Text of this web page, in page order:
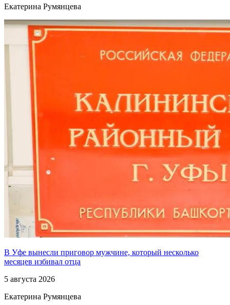
Екатерина Румянцева
В Уфе вынесли приговор мужчине, который несколько
месяцев избивал отца
5 августа 2026
Екатерина Румянцева